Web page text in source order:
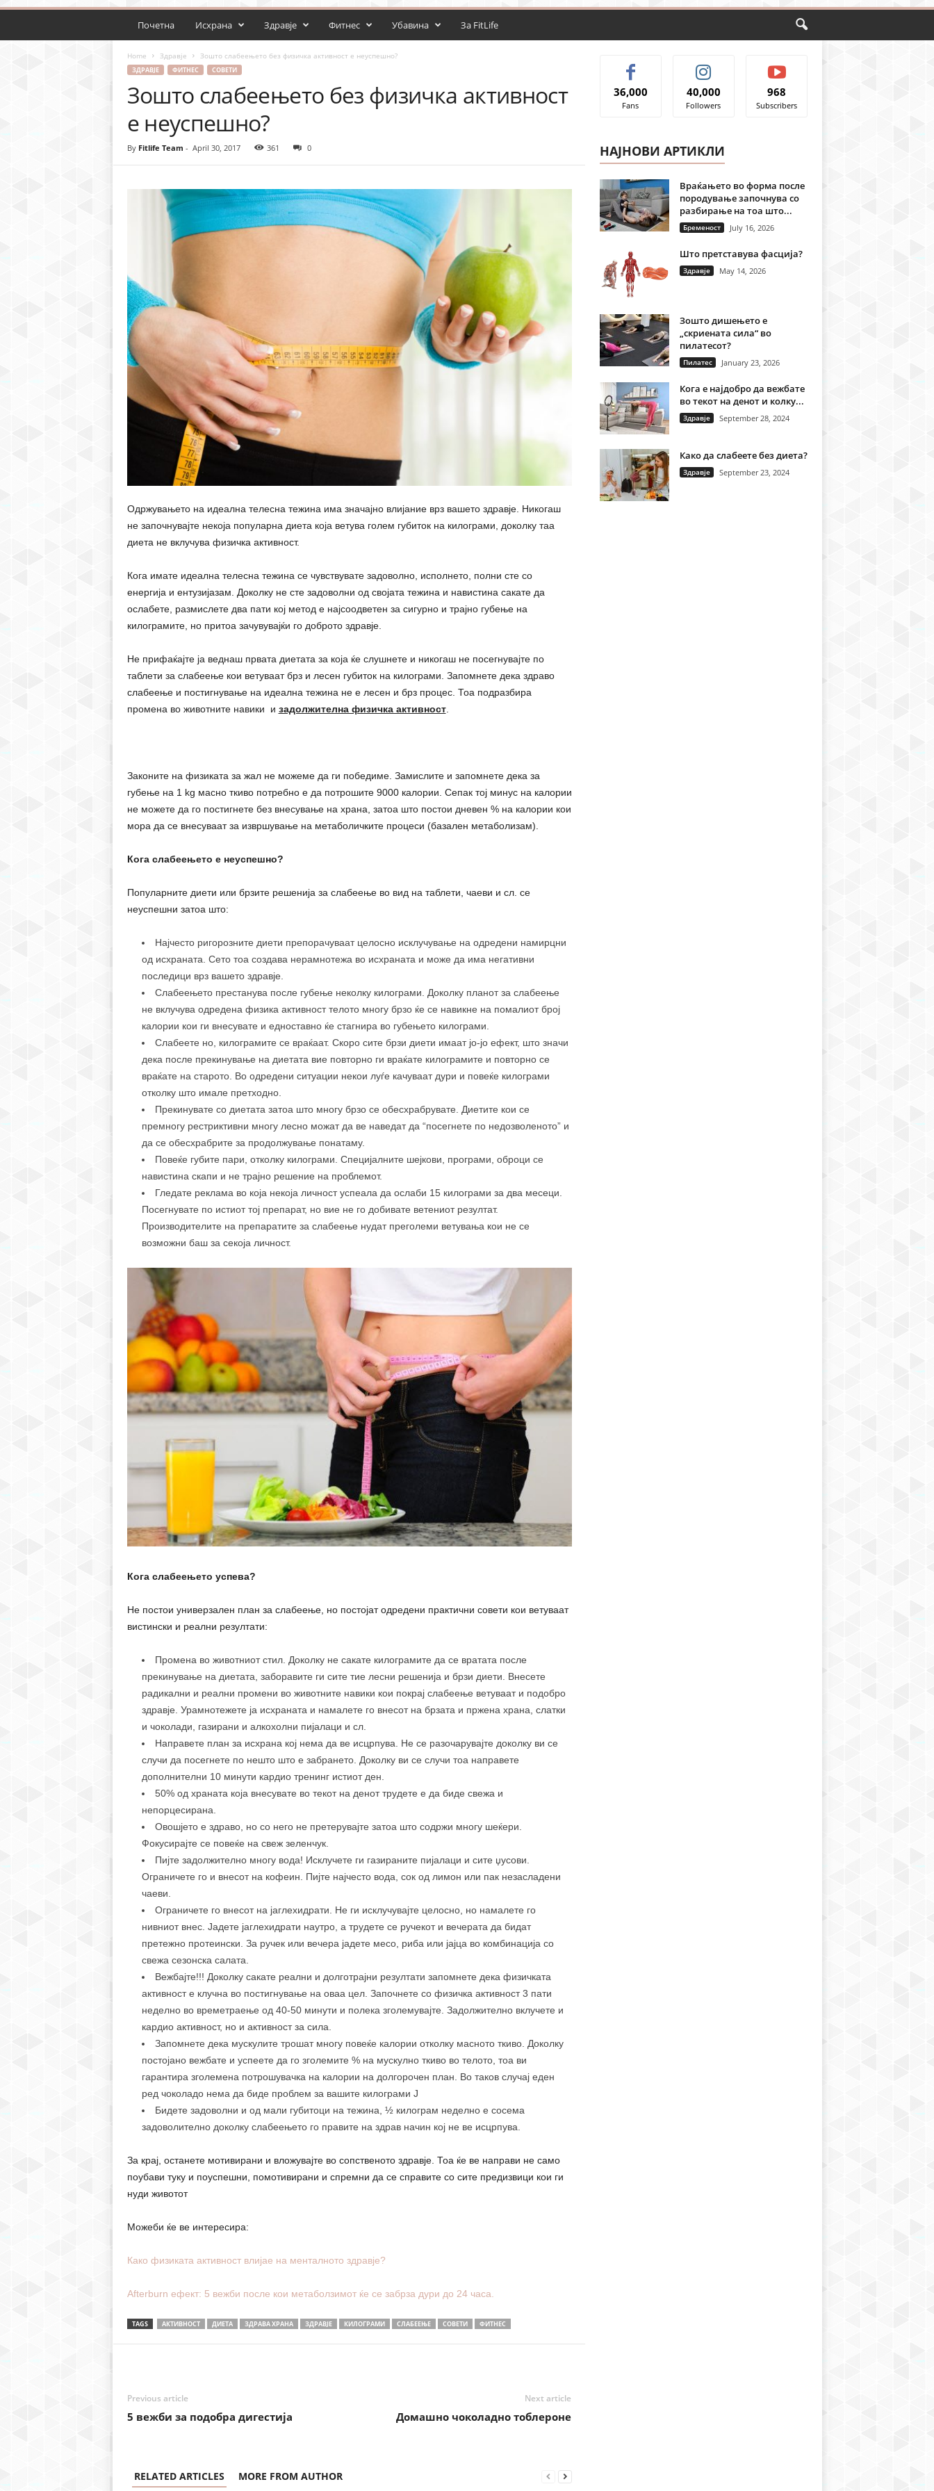
Почетна Исхрана Здравје Фитнес Убавина За FitLife
Home Здравје Зошто слабеењето без физичка активност е неуспешно?
ЗДРАВЈЕ ФИТНЕС СОВЕТИ
Зошто слабеењето без физичка активност
е неуспешно?
By Fitlife Team - April 30, 2017 361 0
Одржувањето на идеална телесна тежина има значајно влијание врз вашето здравје. Никогаш
не започнувајте некоја популарна диета која ветува голем губиток на килограми, доколку таа
диета не вклучува физичка активност.
Кога имате идеална телесна тежина се чувствувате задоволно, исполнето, полни сте со
енергија и ентузијазам. Доколку не сте задоволни од својата тежина и навистина сакате да
ослабете, размислете два пати кој метод е најсоодветен за сигурно и трајно губење на
килограмите, но притоа зачувувајќи го доброто здравје.
Не прифаќајте ја веднаш првата диетата за која ќе слушнете и никогаш не посегнувајте по
таблети за слабеење кои ветуваат брз и лесен губиток на килограми. Запомнете дека здраво
слабеење и постигнување на идеална тежина не е лесен и брз процес. Тоа подразбира
промена во животните навики и задолжителна физичка активност.
Законите на физиката за жал не можеме да ги победиме. Замислите и запомнете дека за
губење на 1 kg масно ткиво потребно е да потрошите 9000 калории. Сепак тој минус на калории
не можете да го постигнете без внесување на храна, затоа што постои дневен % на калории кои
мора да се внесуваат за извршување на метаболичките процеси (базален метаболизам).
Кога слабеењето е неуспешно?
Популарните диети или брзите решенија за слабеење во вид на таблети, чаеви и сл. се
неуспешни затоа што:
Најчесто ригорозните диети препорачуваат целосно исклучување на одредени намирцни
од исхраната. Сето тоа создава нерамнотежа во исхраната и може да има негативни
последици врз вашето здравје.
Слабеењето престанува после губење неколку килограми. Доколку планот за слабеење
не вклучува одредена физика активност телото многу брзо ќе се навикне на помалиот број
калории кои ги внесувате и едноставно ќе стагнира во губењето килограми.
Слабеете но, килограмите се враќаат. Скоро сите брзи диети имаат јо-јо ефект, што значи
дека после прекинување на диетата вие повторно ги враќате килограмите и повторно се
враќате на старото. Во одредени ситуации некои луѓе качуваат дури и повеќе килограми
отколку што имале претходно.
Прекинувате со диетата затоа што многу брзо се обесхрабрувате. Диетите кои се
премногу рестриктивни многу лесно можат да ве наведат да “посегнете по недозволеното” и
да се обесхрабрите за продолжување понатаму.
Повеќе губите пари, отколку килограми. Специјалните шејкови, програми, оброци се
навистина скапи и не трајно решение на проблемот.
Гледате реклама во која некоја личност успеала да ослаби 15 килограми за два месеци.
Посегнувате по истиот тој препарат, но вие не го добивате ветениот резултат.
Производителите на препаратите за слабеење нудат преголеми ветувања кои не се
возможни баш за секоја личност.
Кога слабеењето успева?
Не постои универзален план за слабеење, но постојат одредени практични совети кои ветуваат
вистински и реални резултати:
Промена во животниот стил. Доколку не сакате килограмите да се вратата после
прекинување на диетата, заборавите ги сите тие лесни решенија и брзи диети. Внесете
радикални и реални промени во животните навики кои покрај слабеење ветуваат и подобро
здравје. Урамнотежете ја исхраната и намалете го внесот на брзата и пржена храна, слатки
и чоколади, газирани и алкохолни пијалаци и сл.
Направете план за исхрана кој нема да ве исцрпува. Не се разочарувајте доколку ви се
случи да посегнете по нешто што е забрането. Доколку ви се случи тоа направете
дополнителни 10 минути кардио тренинг истиот ден.
50% од храната која внесувате во текот на денот трудете е да биде свежа и
непорцесирана.
Овошјето е здраво, но со него не претерувајте затоа што содржи многу шеќери.
Фокусирајте се повеќе на свеж зеленчук.
Пијте задолжително многу вода! Исклучете ги газираните пијалаци и сите џусови.
Ограничете го и внесот на кофеин. Пијте најчесто вода, сок од лимон или пак незасладени
чаеви.
Ограничете го внесот на јаглехидрати. Не ги исклучувајте целосно, но намалете го
нивниот внес. Јадете јаглехидрати наутро, а трудете се ручекот и вечерата да бидат
претежно протеински. За ручек или вечера јадете месо, риба или јајца во комбинација со
свежа сезонска салата.
Вежбајте!!! Доколку сакате реални и долготрајни резултати запомнете дека физичката
активност е клучна во постигнување на оваа цел. Започнете со физичка активност 3 пати
неделно во времетраење од 40-50 минути и полека зголемувајте. Задолжително вклучете и
кардио активност, но и активност за сила.
Запомнете дека мускулите трошат многу повеќе калории отколку масното ткиво. Доколку
постојано вежбате и успеете да го зголемите % на мускулно ткиво во телото, тоа ви
гарантира зголемена потрошувачка на калории на долгорочен план. Во таков случај еден
ред чоколадо нема да биде проблем за вашите килограми J
Бидете задоволни и од мали губитоци на тежина, ½ килограм неделно е сосема
задоволително доколку слабеењето го правите на здрав начин кој не ве исцрпува.
За крај, останете мотивирани и вложувајте во сопственото здравје. Тоа ќе ве направи не само
поубави туку и поуспешни, помотивирани и спремни да се справите со сите предизвици кои ги
нуди животот
Можеби ќе ве интересира:
Како физиката активност влијае на менталното здравје?
Afterburn ефект: 5 вежби после кои метаболзимот ќе се забрза дури до 24 часа.
TAGS АКТИВНОСТ ДИЕТА ЗДРАВА ХРАНА ЗДРАВЈЕ КИЛОГРАМИ СЛАБЕЕЊЕ СОВЕТИ ФИТНЕС
Previous article
5 вежби за подобра дигестија
Next article
Домашно чоколадно тоблероне
RELATED ARTICLES MORE FROM AUTHOR
36,000
Fans
40,000
Followers
968
Subscribers
НАЈНОВИ АРТИКЛИ
Враќањето во форма после
породување започнува со
разбирање на тоа што...
Бременост July 16, 2026
Што претставува фасција?
Здравје May 14, 2026
Зошто дишењето е
„скриената сила“ во
пилатесот?
Пилатес January 23, 2026
Кога е најдобро да вежбате
во текот на денот и колку...
Здравје September 28, 2024
Како да слабеете без диета?
Здравје September 23, 2024